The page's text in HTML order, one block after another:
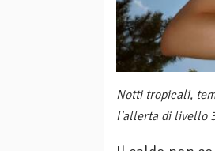
Notti tropicali,
l'allerta di livello